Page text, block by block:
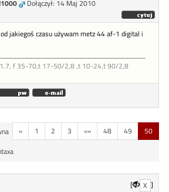
Dołączył: 14 Maj 2010
jakiegoś czasu używam metz 44 af-1 digital i
f 35-70,t 17-50/2,8 ,t 10-24,t 90/2,8
« 1 2 3 «» 48 49 50
[ X ]